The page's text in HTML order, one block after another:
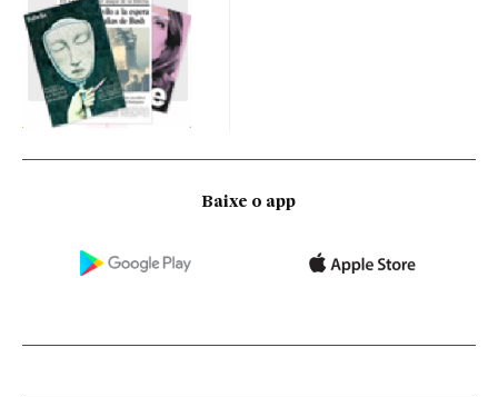
Baixe o app